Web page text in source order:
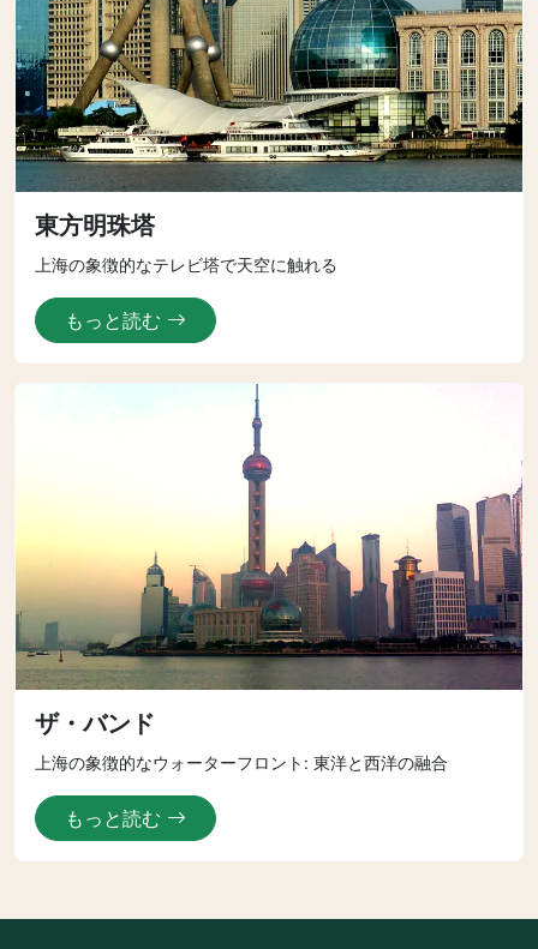
東方明珠塔
上海の象徴的なテレビ塔で天空に触れる
もっと読む
ザ・バンド
上海の象徴的なウォーターフロント: 東洋と西洋の融合
もっと読む